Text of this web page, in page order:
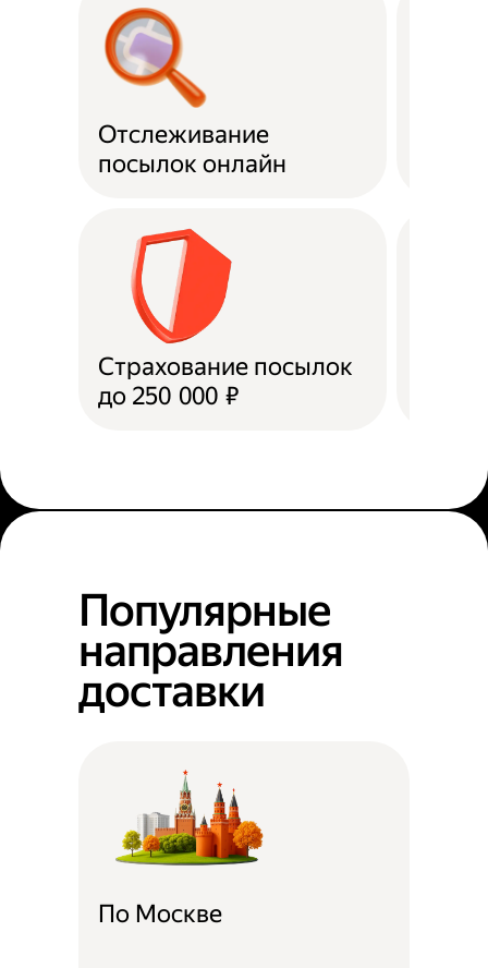
Отслеживание
посылок онлайн
Страхование посылок
до 250 000 ₽
Популярные
направления
доставки
По Москве